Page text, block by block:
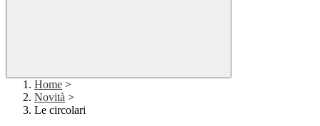
Home >
Novità >
Le circolari